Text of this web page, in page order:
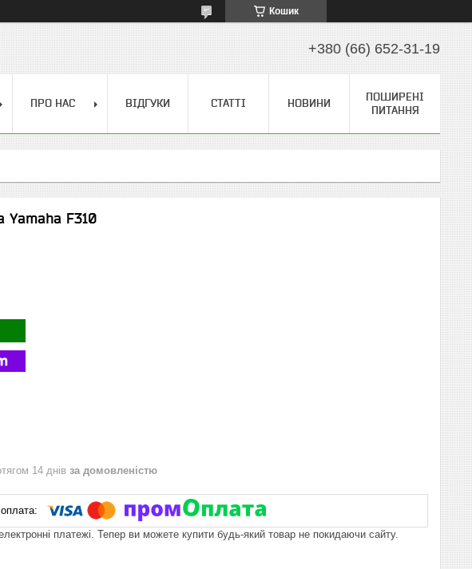
Кошик
+380 (66) 652-31-19
ПРО НАС ВІДГУКИ СТАТТІ НОВИНИ
ПОШИРЕНІ
ПИТАННЯ
Yamaha F310
14 днів за домовленістю
платежі. Тепер ви можете купити будь-який товар не покидаючи сайту.